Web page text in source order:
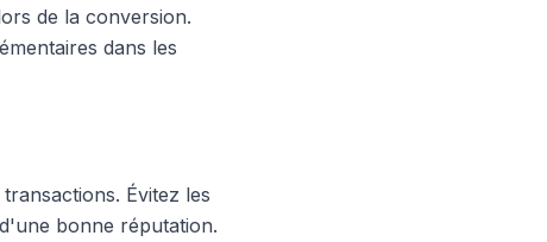
de la conversion.
dans les
Évitez les
bonne réputation.